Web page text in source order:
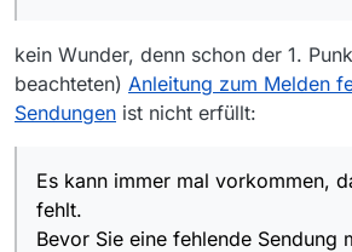
kein Wunder, denn schon der 1.
beachteten) Anleitung zum Melden
Sendungen ist nicht erfüllt:
Es kann immer mal vorkommen,
fehlt.
Bevor Sie eine fehlende Sendung